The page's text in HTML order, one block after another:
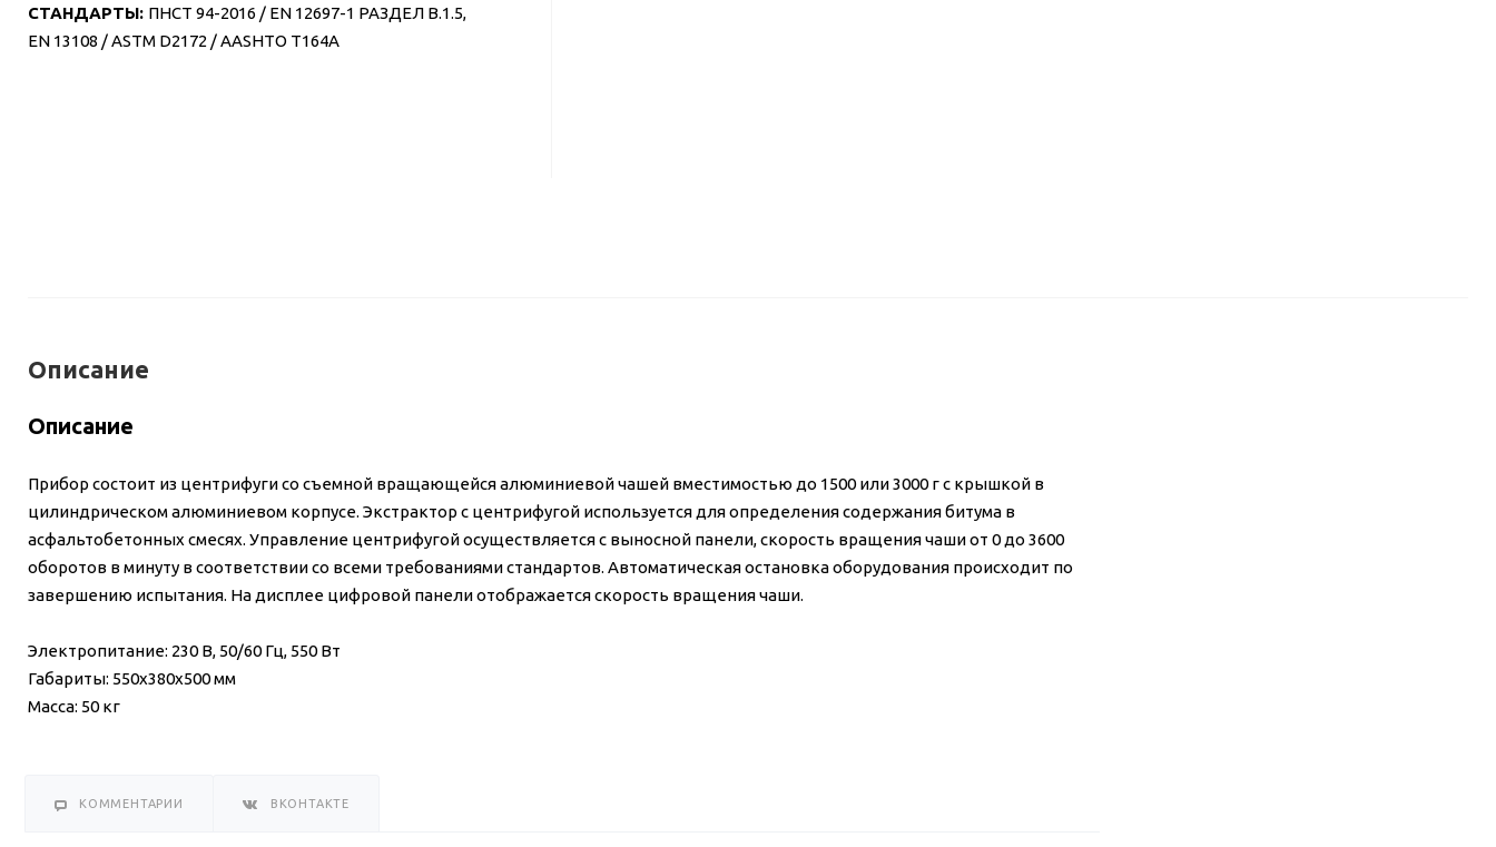
СТАНДАРТЫ: ПНСТ 94-2016 / EN 12697-1 РАЗДЕЛ B.1.5,
EN 13108 / ASTM D2172 / AASHTO T164A
Описание
Описание
Прибор состоит из центрифуги со съемной вращающейся алюминиевой чашей вместимостью до 1500 или 3000 г с крышкой в
цилиндрическом алюминиевом корпусе. Экстрактор с центрифугой используется для определения содержания битума в
асфальтобетонных смесях. Управление центрифугой осуществляется с выносной панели, скорость вращения чаши от 0 до 3600
оборотов в минуту в соответствии со всеми требованиями стандартов. Автоматическая остановка оборудования происходит по
завершению испытания. На дисплее цифровой панели отображается скорость вращения чаши.
Электропитание: 230 В, 50/60 Гц, 550 Вт
Габариты: 550x380x500 мм
Масса: 50 кг
КОММЕНТАРИИ ВКОНТАКТЕ